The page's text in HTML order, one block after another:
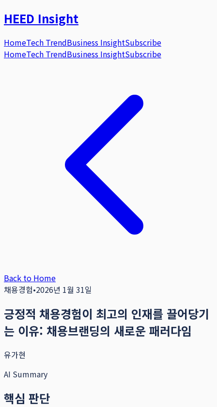
HEED Insight
HomeTech TrendBusiness InsightSubscribe
HomeTech TrendBusiness InsightSubscribe
Back to Home
채용경험•2026년 1월 31일
긍정적 채용경험이 최고의 인재를 끌어당기
는 이유: 채용브랜딩의 새로운 패러다임
유가현
AI Summary
핵심 판단